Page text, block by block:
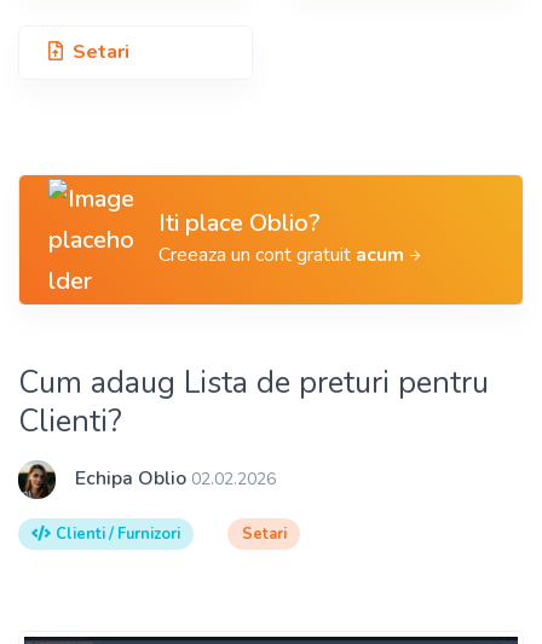
Setari
Iti place Oblio?
Creeaza un cont gratuit acum
Cum adaug Lista de preturi pentru
Clienti?
Echipa Oblio 02.02.2026
Clienti / Furnizori Setari